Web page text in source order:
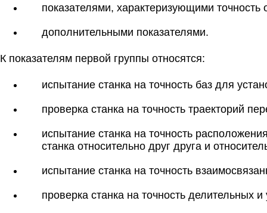
показателями, характеризующими точность
дополнительными показателями.
К показателям первой группы относятся:
испытание станка на точность баз для
проверка станка на точность траекторий
испытание станка на точность
станка относительно друг друга и
испытание станка на точность
проверка станка на точность делительных